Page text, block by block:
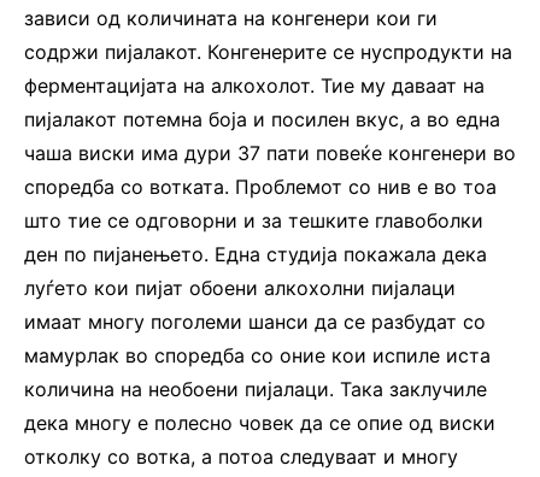
зависи од количината на конгенери кои ги
содржи пијалакот. Конгенерите се нуспродукти на
ферментацијата на алкохолот. Тие му даваат на
пијалакот потемна боја и посилен вкус, а во една
чаша виски има дури 37 пати повеќе конгенери во
споредба со вотката. Проблемот со нив е во тоа
што тие се одговорни и за тешките главоболки
ден по пијанењето. Една студија покажала дека
луѓето кои пијат обоени алкохолни пијалаци
имаат многу поголеми шанси да се разбудат со
мамурлак во споредба со оние кои испиле иста
количина на необоени пијалаци. Така заклучиле
дека многу е полесно човек да се опие од виски
отколку со вотка, а потоа следуваат и многу